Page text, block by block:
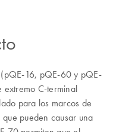
16, pQE-60 y pQE-
C-terminal
para los marcos de
pueden causar una